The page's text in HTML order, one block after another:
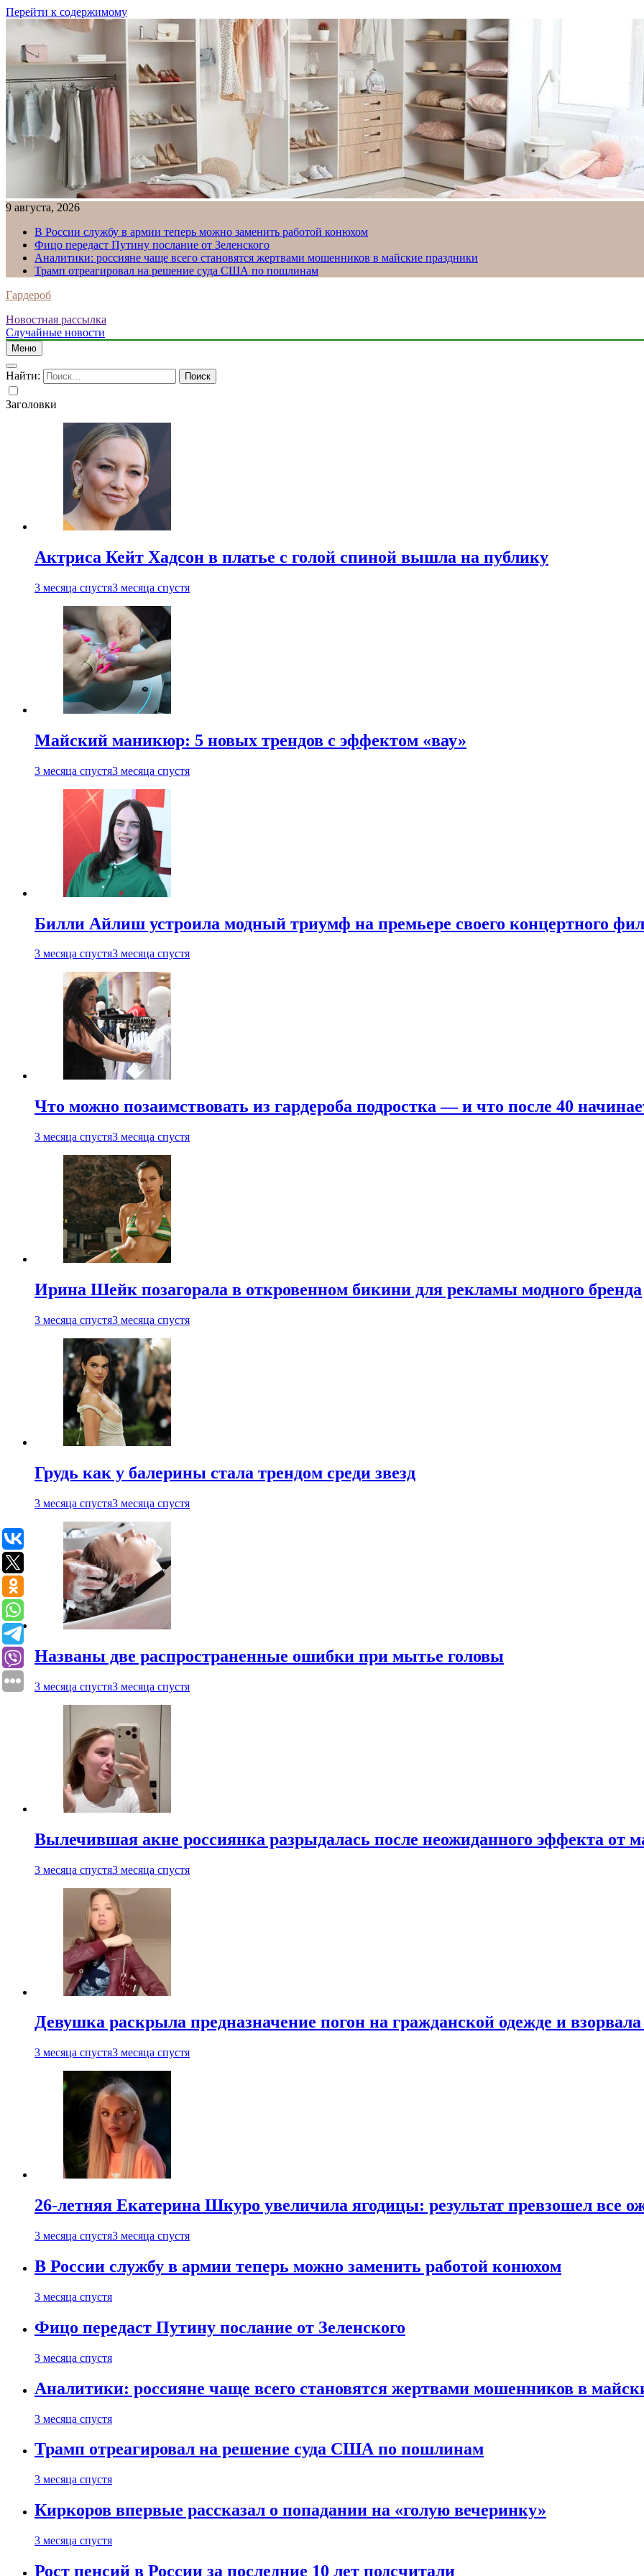
Перейти к содержимому
9 августа, 2026
В России службу в армии теперь можно заменить работой конюхом
Фицо передаст Путину послание от Зеленского
Аналитики: россияне чаще всего становятся жертвами мошенников в майские праздники
Трамп отреагировал на решение суда США по пошлинам
Гардероб
Новостная рассылка
Случайные новости
Меню
Найти:
Заголовки
Актриса Кейт Хадсон в платье с голой спиной вышла на публику
3 месяца спустя3 месяца спустя
Майский маникюр: 5 новых трендов с эффектом «вау»
3 месяца спустя3 месяца спустя
Билли Айлиш устроила модный триумф на премьере своего концертного
3 месяца спустя3 месяца спустя
Что можно позаимствовать из гардероба подростка — и что после 40
3 месяца спустя3 месяца спустя
Ирина Шейк позагорала в откровенном бикини для рекламы модного бренда
3 месяца спустя3 месяца спустя
Грудь как у балерины стала трендом среди звезд
3 месяца спустя3 месяца спустя
Названы две распространенные ошибки при мытье головы
3 месяца спустя3 месяца спустя
Вылечившая акне россиянка разрыдалась после неожиданного эффекта от
3 месяца спустя3 месяца спустя
Девушка раскрыла предназначение погон на гражданской одежде и взорвала
3 месяца спустя3 месяца спустя
26-летняя Екатерина Шкуро увеличила ягодицы: результат превзошел все
3 месяца спустя3 месяца спустя
В России службу в армии теперь можно заменить работой конюхом
3 месяца спустя
Фицо передаст Путину послание от Зеленского
3 месяца спустя
Аналитики: россияне чаще всего становятся жертвами мошенников в
3 месяца спустя
Трамп отреагировал на решение суда США по пошлинам
3 месяца спустя
Киркоров впервые рассказал о попадании на «голую вечеринку»
3 месяца спустя
Рост пенсий в России за последние 10 лет подсчитали